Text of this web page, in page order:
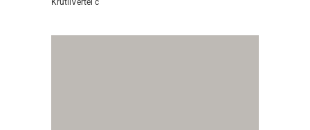
KrutilVertel с